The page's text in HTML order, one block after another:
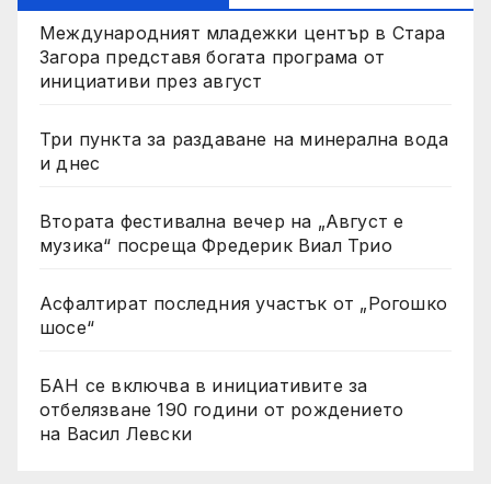
Международният младежки център в Стара
Загора представя богата програма от
инициативи през август
Три пункта за раздаване на минерална вода
и днес
Втората фестивална вечер на „Август е
музика“ посреща Фредерик Виал Трио
Асфалтират последния участък от „Рогошко
шосе“
БАН се включва в инициативите за
отбелязване 190 години от рождението
на Васил Левски